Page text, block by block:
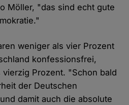
Möller, "das sind echt gute
weniger als vier Prozent
konfessionsfrei,
Prozent. "Schon bald
der Deutschen
damit auch die absolute